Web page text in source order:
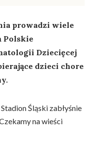
prowadzi wiele
Polskie
Dziecięcej
dzieci chore
Śląski zabłyśnie
na wieści